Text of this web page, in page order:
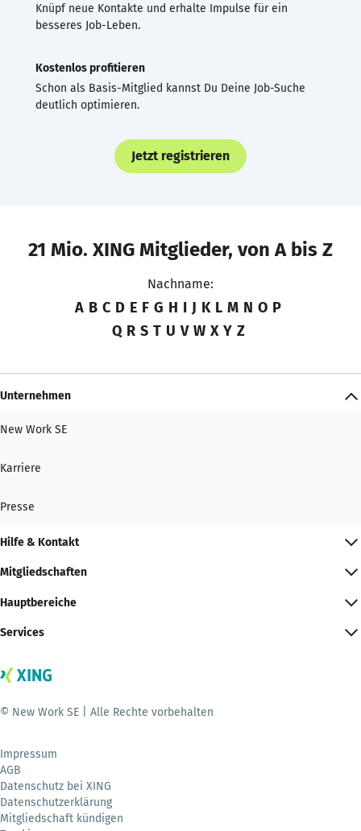
Knüpf neue Kontakte und erhalte Impulse für ein
besseres Job-Leben.
Kostenlos profitieren
Schon als Basis-Mitglied kannst Du Deine Job-Suche
deutlich optimieren.
Jetzt registrieren
21 Mio. XING Mitglieder, von A bis Z
Nachname:
A B C D E F G H I J K L M N O P
Q R S T U V W X Y Z
Unternehmen
New Work SE
Karriere
Presse
Hilfe & Kontakt
Mitgliedschaften
Hauptbereiche
Services
© New Work SE | Alle Rechte vorbehalten
Impressum
AGB
Datenschutz bei XING
Datenschutzerklärung
Mitgliedschaft kündigen